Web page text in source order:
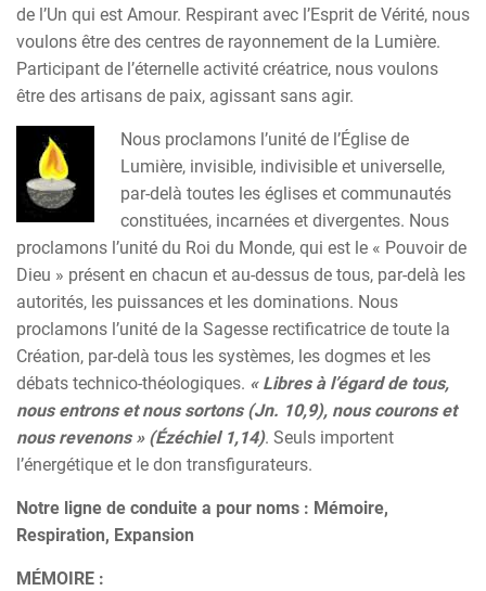
de l’Un qui est Amour. Respirant avec l’Esprit de Vérité, nous
voulons être des centres de rayonnement de la Lumière.
Participant de l’éternelle activité créatrice, nous voulons
être des artisans de paix, agissant sans agir.
Nous proclamons l’unité de l’Église de
Lumière, invisible, indivisible et universelle,
par-delà toutes les églises et communautés
constituées, incarnées et divergentes. Nous
proclamons l’unité du Roi du Monde, qui est le « Pouvoir de
Dieu » présent en chacun et au-dessus de tous, par-delà les
autorités, les puissances et les dominations. Nous
proclamons l’unité de la Sagesse rectificatrice de toute la
Création, par-delà tous les systèmes, les dogmes et les
débats technico-théologiques. « Libres à l’égard de tous,
nous entrons et nous sortons (Jn. 10,9), nous courons et
nous revenons » (Ézéchiel 1,14). Seuls importent
l’énergétique et le don transfigurateurs.
Notre ligne de conduite a pour noms : Mémoire,
Respiration, Expansion
MÉMOIRE :